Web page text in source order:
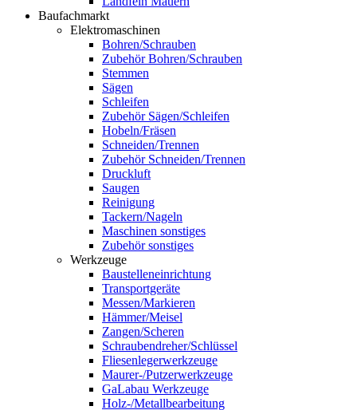
Baufachmarkt
Elektromaschinen
Bohren/Schrauben
Zubehör Bohren/Schrauben
Stemmen
Sägen
Schleifen
Zubehör Sägen/Schleifen
Hobeln/Fräsen
Schneiden/Trennen
Zubehör Schneiden/Trennen
Druckluft
Saugen
Reinigung
Tackern/Nageln
Maschinen sonstiges
Zubehör sonstiges
Werkzeuge
Baustelleneinrichtung
Transportgeräte
Messen/Markieren
Hämmer/Meisel
Zangen/Scheren
Schraubendreher/Schlüssel
Fliesenlegerwerkzeuge
Maurer-/Putzerwerkzeuge
GaLabau Werkzeuge
Holz-/Metallbearbeitung